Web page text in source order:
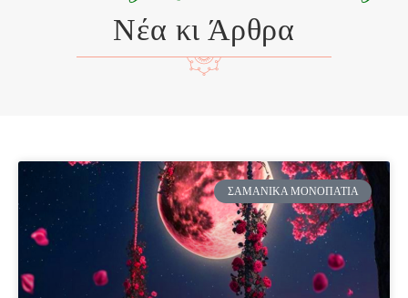
Νέα κι Άρθρα
ΣΑΜΑΝΙΚΆ ΜΟΝΟΠΆΤΙΑ